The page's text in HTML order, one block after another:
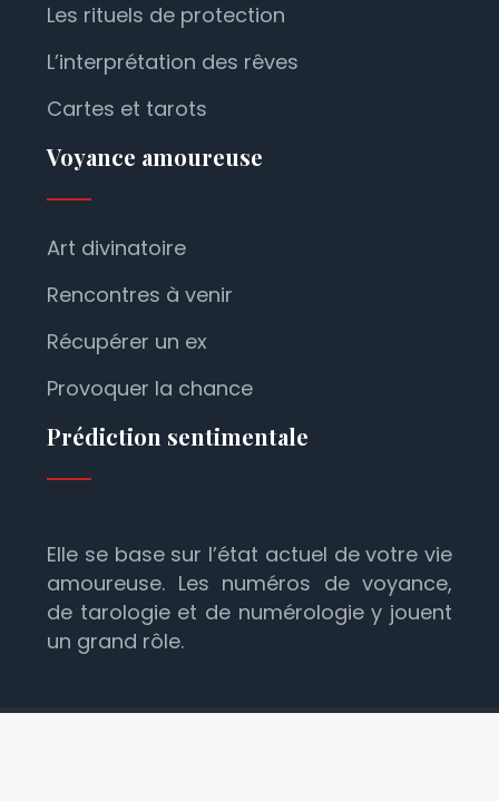
Les rituels de protection
L’interprétation des rêves
Cartes et tarots
Voyance amoureuse
Art divinatoire
Rencontres à venir
Récupérer un ex
Provoquer la chance
Prédiction sentimentale
Elle se base sur l’état actuel de votre vie
amoureuse. Les numéros de voyance,
de tarologie et de numérologie y jouent
un grand rôle.